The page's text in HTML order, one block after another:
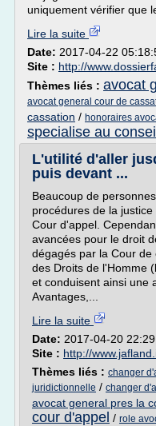
uniquement vérifier que
Lire la suite
Date: 2017-04-22
Site : http://
Thèmes liés : avocat
avocat general cour de
cassation / honoraires
specialise au
L'utilité d'aller
puis devant ...
Beaucoup de
procédures de la
Cour d'appel.
avancées pour le droit
dégagés par la Cour
des Droits de l'Homme
et conduisent ainsi une
Avantages,...
Lire la suite
Date: 2017-04-20
Site : http://
Thèmes liés : changer
juridictionnelle / changer
avocat general pres la
cour d'appel / role